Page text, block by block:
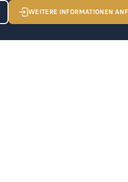
WEITERE INFORMATIONEN